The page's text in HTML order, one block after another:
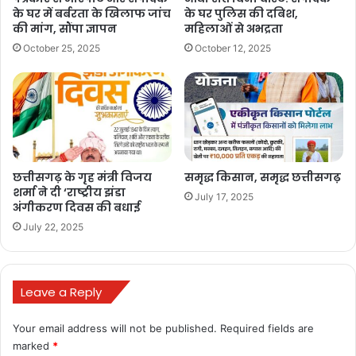
साजिश की परतें खुलेंगी या बचे रहेंगे आरोपी?
यह मामला अंबिकापुर के कारोबारी जगत में चर्चा का विषय बना हुआ है। क्या पुलिस
जल्द ही आरोपियों को गिरफ्तार करेगी? या फिर कानूनी दांव-पेंच में यह मामला
फंसकर रह जाएगा? अब देखना होगा कि न्याय की प्रक्रिया कितनी तेज़ी से आगे
बढ़ती है।
bulandmedia
के घर में बर्बरता के खिलाफ जांच
की मांग, सौंपा ज्ञापन
October 25, 2025
के घर पुलिस की दबिश,
महिलाओं से अभद्रता
October 12, 2025
छत्तीसगढ़ के गृह मंत्री विजय
शर्मा ने दी ‘राष्ट्रीय झंडा
अंगीकरण दिवस की बधाई
July 22, 2025
समृद्ध किसान, समृद्ध छत्तीसगढ़
July 17, 2025
Leave a Reply
Your email address will not be published. Required fields are
marked *